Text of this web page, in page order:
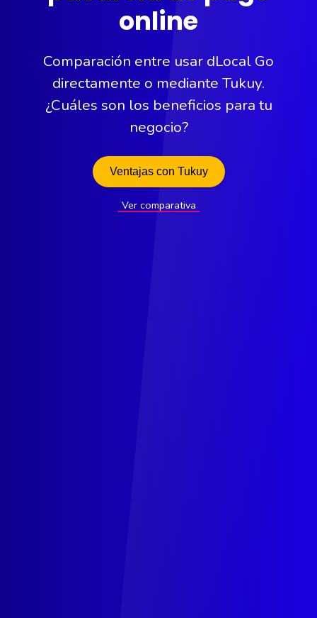
online
Comparación entre usar dLocal Go
directamente o mediante Tukuy.
¿Cuáles son los beneficios para tu
negocio?
Ventajas con Tukuy
Ver comparativa